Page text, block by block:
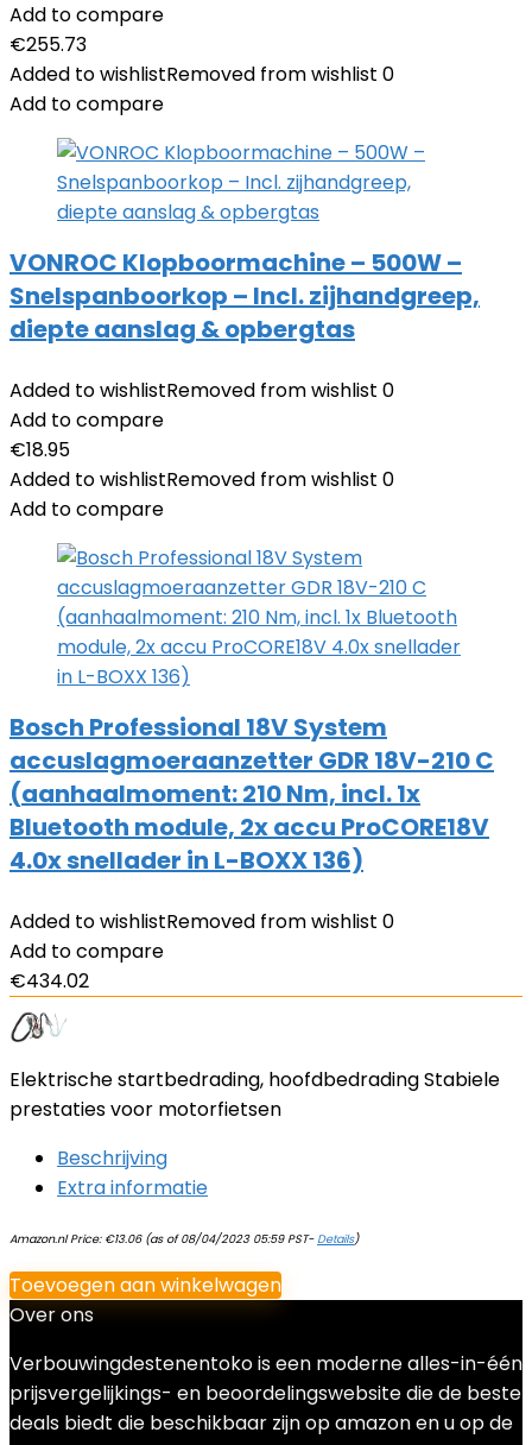
Add to compare
€255.73
Added to wishlistRemoved from wishlist 0
Add to compare
VONROC Klopboormachine – 500W –
Snelspanboorkop – Incl. zijhandgreep,
diepte aanslag & opbergtas
Added to wishlistRemoved from wishlist 0
Add to compare
€18.95
Added to wishlistRemoved from wishlist 0
Add to compare
Bosch Professional 18V System
accuslagmoeraanzetter GDR 18V-210 C
(aanhaalmoment: 210 Nm, incl. 1x
Bluetooth module, 2x accu ProCORE18V
4.0x snellader in L-BOXX 136)
Added to wishlistRemoved from wishlist 0
Add to compare
€434.02
Elektrische startbedrading, hoofdbedrading Stabiele
prestaties voor motorfietsen
Beschrijving
Extra informatie
Amazon.nl Price: €13.06(as of 08/04/2023 05:59 PST-Details)
Toevoegen aan winkelwagen
Over ons
Verbouwingdestenentoko is een moderne alles-in-één
prijsvergelijkings- en beoordelingswebsite die de beste
deals biedt die beschikbaar zijn op amazon en u op de